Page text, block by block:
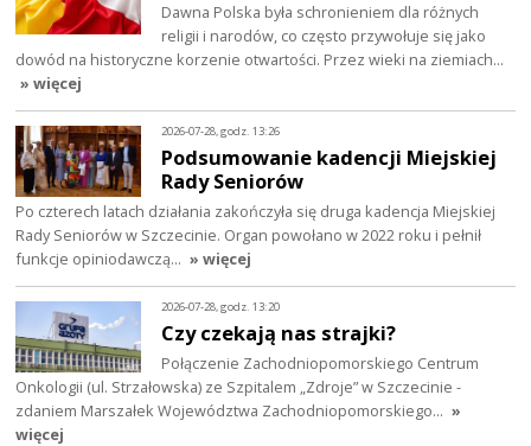
Dawna Polska była schronieniem dla różnych
religii i narodów, co często przywołuje się jako
dowód na historyczne korzenie otwartości. Przez wieki na ziemiach…
» więcej
2026-07-28, godz. 13:26
Podsumowanie kadencji Miejskiej
Rady Seniorów
Po czterech latach działania zakończyła się druga kadencja Miejskiej
Rady Seniorów w Szczecinie. Organ powołano w 2022 roku i pełnił
funkcje opiniodawczą… » więcej
2026-07-28, godz. 13:20
Czy czekają nas strajki?
Połączenie Zachodniopomorskiego Centrum
Onkologii (ul. Strzałowska) ze Szpitalem „Zdroje” w Szczecinie -
zdaniem Marszałek Województwa Zachodniopomorskiego… »
więcej